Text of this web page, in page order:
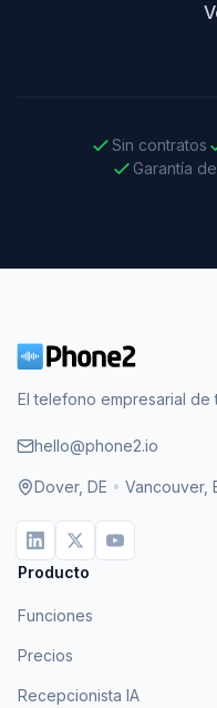
Sin contratos
Garantía
El telefono empresarial de
hello@phone2.io
Dover, DE • Vancouver,
Producto
Funciones
Precios
Recepcionista IA